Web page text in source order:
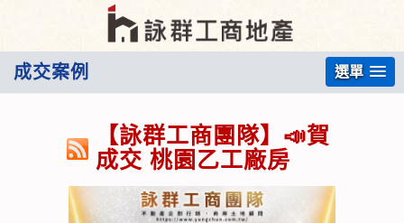
成交案例 選單
【詠群工商團隊】📣賀
成交 桃園乙工廠房